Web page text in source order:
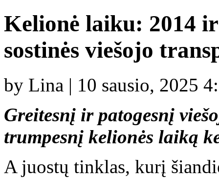
Kelionė laiku: 2014
sostinės viešojo
by Lina | 10 sausio, 2025
Greitesnį ir patogesnį
trumpesnį kelionės laiką
A juostų tinklas, kurį